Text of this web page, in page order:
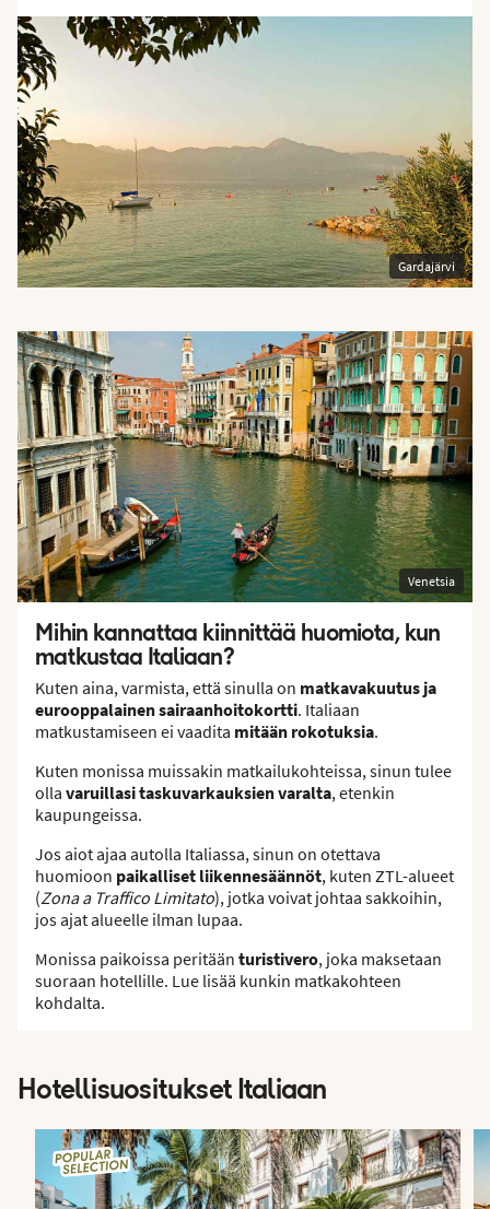
Gardajärvi
Venetsia
Mihin kannattaa kiinnittää huomiota, kun
matkustaa Italiaan?
Kuten aina, varmista, että sinulla on matkavakuutus ja
eurooppalainen sairaanhoitokortti. Italiaan
matkustamiseen ei vaadita mitään rokotuksia.
Kuten monissa muissakin matkailukohteissa, sinun tulee
olla varuillasi taskuvarkauksien varalta, etenkin
kaupungeissa.
Jos aiot ajaa autolla Italiassa, sinun on otettava
huomioon paikalliset liikennesäännöt, kuten ZTL-alueet
(Zona a Traffico Limitato), jotka voivat johtaa sakkoihin,
jos ajat alueelle ilman lupaa.
Monissa paikoissa peritään turistivero, joka maksetaan
suoraan hotellille. Lue lisää kunkin matkakohteen
kohdalta.
Hotellisuositukset Italiaan